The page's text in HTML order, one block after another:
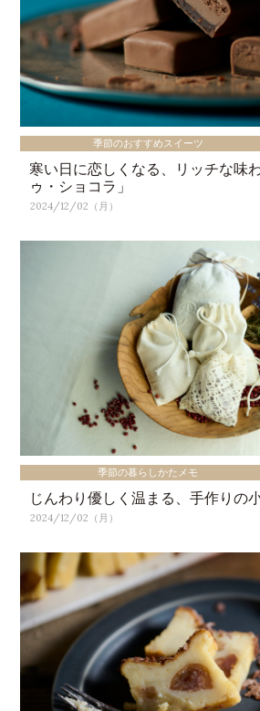
季節のおすすめスイーツ
寒い日に恋しくなる、リッチな味
ゥ・ショコラ」
2024/12/02（月）
季節の暮らしかたメモ
じんわり優しく温まる、手作りの
2024/12/02（月）